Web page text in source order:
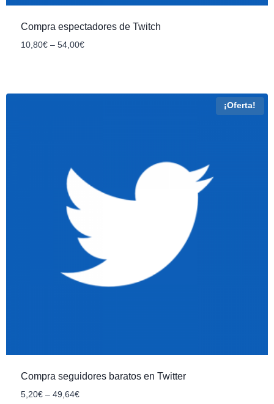
Compra espectadores de Twitch
10,80€ – 54,00€
¡Oferta!
Compra seguidores baratos en Twitter
5 ,20€ – 49 ,64€